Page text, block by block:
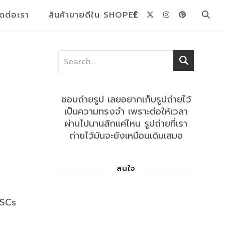
ต่อเรา สินค้าขายดีใน SHOPEE
ชอบถ่ายรูป เลยอยากเก็บรูปถ่ายไว้
เป็นความทรงจำ เพราะต่อให้เวลา
ผ่านไปนานสักแค่ไหน รูปถ่ายที่เรา
ถ่ายไว้มันจะยังเหมือนเดิมเสมอ
สนใจ